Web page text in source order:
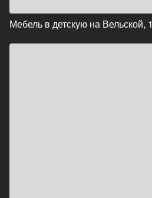
Мебель в детскую на Вельской, 1